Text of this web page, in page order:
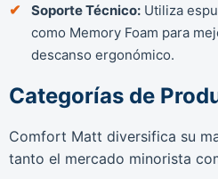
Soporte Técnico: Utiliza
como Memory Foam para
descanso ergonómico.
Categorías de
Comfort Matt diversifica su
tanto el mercado minorista